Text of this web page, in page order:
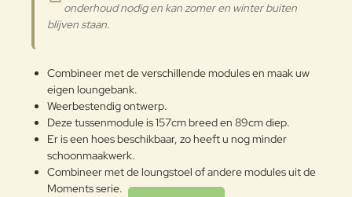
onderhoud nodig en kan zomer en winter buiten
blijven staan.
Combineer met de verschillende modules en maak uw
eigen loungebank.
Weerbestendig ontwerp.
Deze tussenmodule is 157cm breed en 89cm diep.
Er is een hoes beschikbaar, zo heeft u nog minder
schoonmaakwerk.
Combineer met de loungstoel of andere modules uit de
Moments serie.